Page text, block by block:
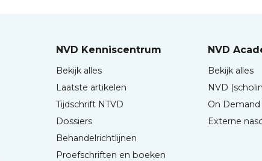
NVD Kenniscentrum
Bekijk alles
Laatste artikelen
Tijdschrift NTVD
Dossiers
Behandelrichtlijnen
Proefschriften en boeken
NVD
Bekijk alles
NVD
On
Externe